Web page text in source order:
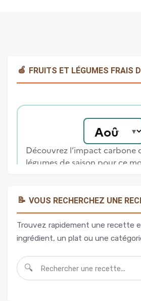
🍏 FRUITS ET LÉGUMES FRAIS
📝 VOUS RECHERCHEZ UNE
Trouvez rapidement une recette
ingrédient, un plat ou une
🔍